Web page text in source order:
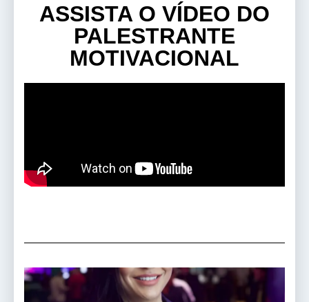
ASSISTA O VÍDEO DO
PALESTRANTE
MOTIVACIONAL